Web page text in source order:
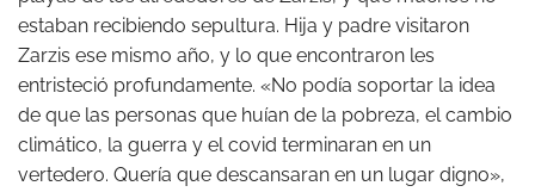
estaban recibiendo sepultura. Hija y padre visitaron
Zarzis ese mismo año, y lo que encontraron les
entristeció profundamente. «No podía soportar la idea
de que las personas que huían de la pobreza, el cambio
climático, la guerra y el covid terminaran en un
vertedero. Quería que descansaran en un lugar digno»,